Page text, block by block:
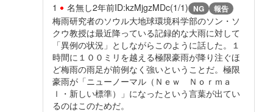
1 名無し2年前ID:kzMjgzMDc(1/1) NG 報告
梅雨研究者のソウル大地球環境科学部のソン・ソ
クウ教授は最近降っている記録的な大雨に対して
「異例の状況」としながらこのように話した。１
時間に１００ミリを越える極限豪雨が降り注ぐほ
ど梅雨の雨足が前例なく強いということだ。極限
豪雨が「ニューノーマル（Ｎｅｗ Ｎｏｒｍａ
ｌ・新しい標準）」になったという言葉が出てい
るのはこのためだ。